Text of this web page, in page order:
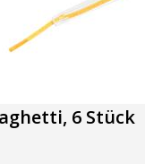
6 Stück